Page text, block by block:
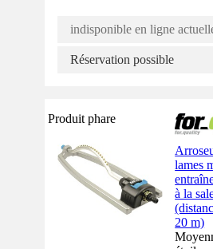
indisponible en ligne
Réservation possible
Produit phare
lames
à la
20 m)